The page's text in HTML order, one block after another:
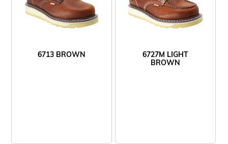
6713 BROWN
6727M LIGHT
BROWN